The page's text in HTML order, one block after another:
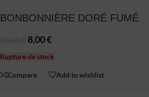
BONBONNIÈRE DORÉ FUMÉ
8,00€
Rupture de stock
Compare Add to wishlist